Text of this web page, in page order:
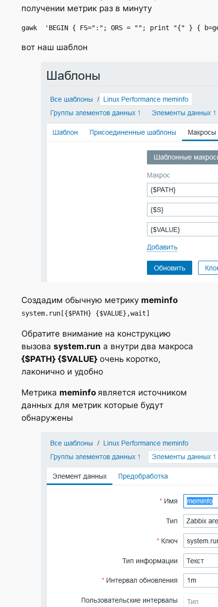
получении метрик раз в минуту
gawk  'BEGIN { FS=":"; ORS = ""; print "{" } {
вот наш шаблон
Создадим обычную метрику meminfo
system.run[{$PATH} {$VALUE},wait]
Обратите внимание на конструкцию
вызова system.run а внутри два макроса
{$PATH} {$VALUE}очень коротко,
лаконично и удобно
Метрика meminfo является источником
данных для метрик которые будут
обнаружены